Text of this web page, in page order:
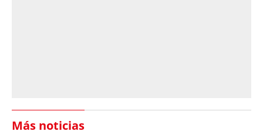
Más noticias